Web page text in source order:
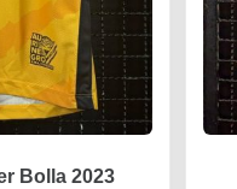
Bolla 2023